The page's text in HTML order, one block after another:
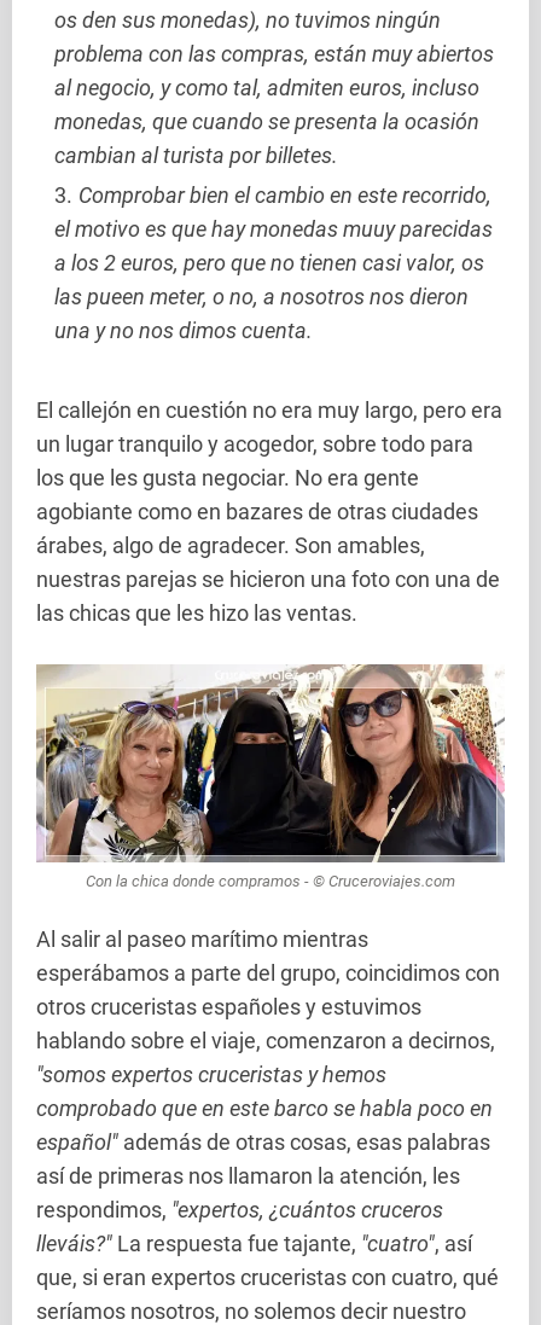
os den sus monedas), no tuvimos ningún
problema con las compras, están muy abiertos
al negocio, y como tal, admiten euros, incluso
monedas, que cuando se presenta la ocasión
cambian al turista por billetes.
Comprobar bien el cambio en este recorrido,
el motivo es que hay monedas muuy parecidas
a los 2 euros, pero que no tienen casi valor, os
las pueen meter, o no, a nosotros nos dieron
una y no nos dimos cuenta.
El callejón en cuestión no era muy largo, pero era
un lugar tranquilo y acogedor, sobre todo para
los que les gusta negociar. No era gente
agobiante como en bazares de otras ciudades
árabes, algo de agradecer. Son amables,
nuestras parejas se hicieron una foto con una de
las chicas que les hizo las ventas.
Con la chica donde compramos - © Cruceroviajes.com
Al salir al paseo marítimo mientras
esperábamos a parte del grupo, coincidimos con
otros cruceristas españoles y estuvimos
hablando sobre el viaje, comenzaron a decirnos,
"somos expertos cruceristas y hemos
comprobado que en este barco se habla poco en
español" además de otras cosas, esas palabras
así de primeras nos llamaron la atención, les
respondimos, "expertos, ¿cuántos cruceros
lleváis?" La respuesta fue tajante, "cuatro", así
que, si eran expertos cruceristas con cuatro, qué
seríamos nosotros, no solemos decir nuestro